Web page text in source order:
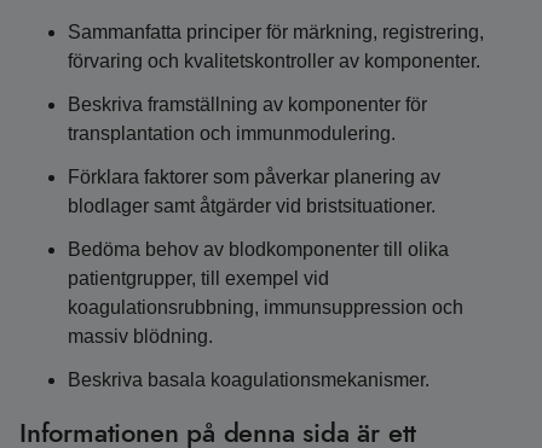
Sammanfatta principer för märkning, registrering,
förvaring och kvalitetskontroller av komponenter.
Beskriva framställning av komponenter för
transplantation och immunmodulering.
Förklara faktorer som påverkar planering av
blodlager samt åtgärder vid bristsituationer.
Bedöma behov av blodkomponenter till olika
patientgrupper, till exempel vid
koagulationsrubbning, immunsuppression och
massiv blödning.
Beskriva basala koagulationsmekanismer.
Informationen på denna sida är ett